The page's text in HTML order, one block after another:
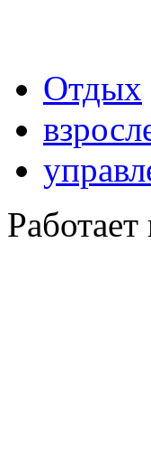
Отдых
Работает